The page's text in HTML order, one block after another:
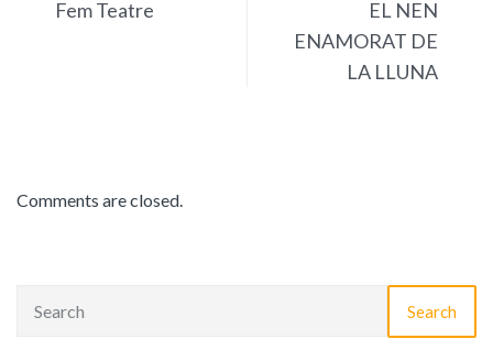
Fem Teatre
EL NEN
ENAMORAT DE
LA LLUNA
Comments are closed.
Search